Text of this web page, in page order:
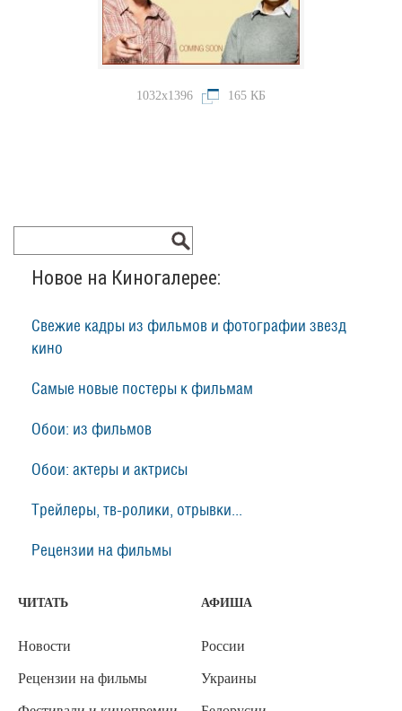
1032x1396 165 КБ
Новое на Киногалерее:
Свежие кадры из фильмов и фотографии звезд
кино
Самые новые постеры к фильмам
Обои: из фильмов
Обои: актеры и актрисы
Трейлеры, тв-ролики, отрывки...
Рецензии на фильмы
ЧИТАТЬ
Новости
Рецензии на фильмы
АФИША
России
Украины